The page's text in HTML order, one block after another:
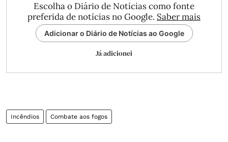
Escolha o Diário de Notícias como fonte
preferida de notícias no Google. Saber mais
Adicionar o Diário de Notícias ao Google
Já adicionei
Incêndios Combate aos fogos